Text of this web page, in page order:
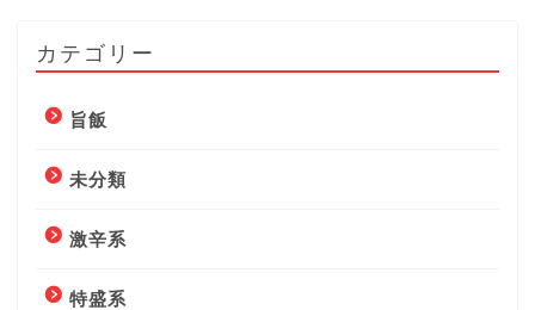
カテゴリー
旨飯
未分類
激辛系
特盛系